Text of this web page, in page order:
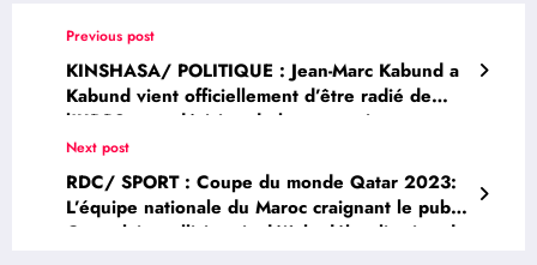
Previous post
KINSHASA/ POLITIQUE : Jean-Marc Kabund a
Kabund vient officiellement d’être radié de
l’UDPS, une décision de la convention
démocratique du parti présidentiel ( Vidéo
jointe)
Next post
RDC/ SPORT : Coupe du monde Qatar 2023:
L’équipe nationale du Maroc craignant le public
Congolais, solliciterais déjà la délocalisation du